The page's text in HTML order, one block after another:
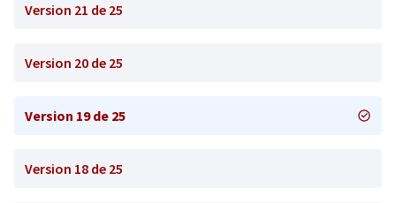
Version 21 de 25
Version 20 de 25
Version 19 de 25
Version 18 de 25